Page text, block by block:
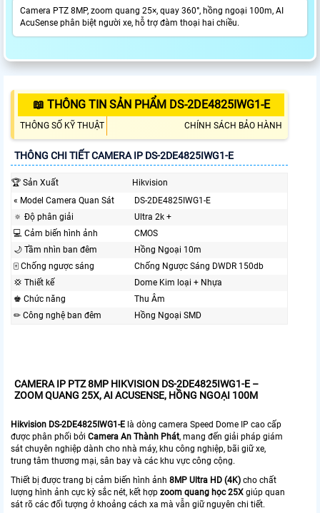
Camera PTZ 8MP, zoom quang 25×, quay 360°, hồng ngoại 100m, AI
AcuSense phân biệt người xe, hỗ trợ đàm thoại hai chiều.
📖 THÔNG TIN SẢN PHẨM DS-2DE4825IWG1-E
THÔNG SỐ KỸ THUẬT CHÍNH SÁCH BẢO HÀNH
THÔNG CHI TIẾT CAMERA IP DS-2DE4825IWG1-E
️🏆 Sản Xuất
Hikvision
« Model Camera Quan Sát
DS-2DE4825IWG1-E
🔅 Độ phân giải
Ultra 2k +
💻 Cảm biến hình ảnh
CMOS
🌙 Tầm nhìn ban đêm
Hồng Ngoại 10m
🀄 Chống ngược sáng
Chống Ngược Sáng DWDR 150db
💢 Thiết kế
Dome Kim loại + Nhựa
♚ Chức năng
Thu Âm
✏ Công nghệ ban đêm
Hồng Ngoại SMD
CAMERA IP PTZ 8MP HIKVISION DS-2DE4825IWG1-E –
ZOOM QUANG 25X, AI ACUSENSE, HỒNG NGOẠI 100M
Hikvision DS-2DE4825IWG1-E là dòng camera Speed Dome IP cao cấp
được phân phối bởi Camera An Thành Phát, mang đến giải pháp giám
sát chuyên nghiệp dành cho nhà máy, khu công nghiệp, bãi giữ xe,
trung tâm thương mại, sân bay và các khu vực công cộng.
Thiết bị được trang bị cảm biến hình ảnh 8MP Ultra HD (4K) cho chất
lượng hình ảnh cực kỳ sắc nét, kết hợp zoom quang học 25X giúp quan
sát rõ các đối tượng ở khoảng cách xa mà vẫn giữ nguyên chi tiết.